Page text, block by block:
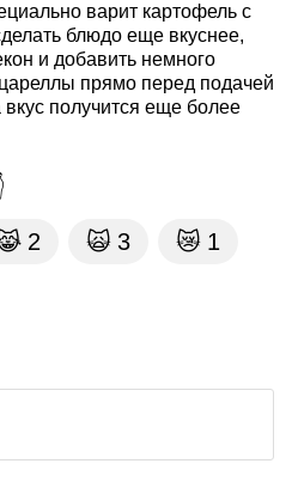
варит картофель с
блюдо еще вкуснее,
и добавить немного
прямо перед подачей
получится еще более
2 🙀 3 😿 1